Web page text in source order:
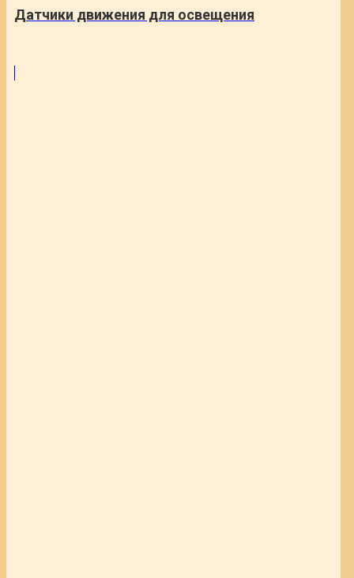
Датчики движения для освещения